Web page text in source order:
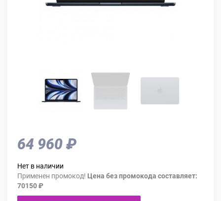
64 960 ₽
Нет в наличии
Применен промокод! Цена без промокода составляет:
70150 ₽